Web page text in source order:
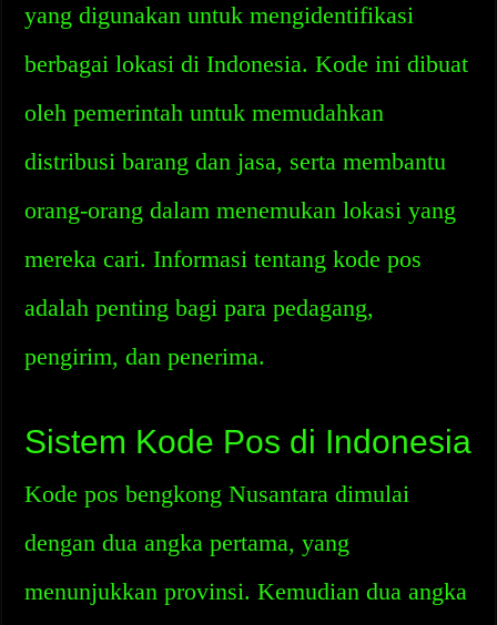
yang digunakan untuk mengidentifikasi
berbagai lokasi di Indonesia. Kode ini dibuat
oleh pemerintah untuk memudahkan
distribusi barang dan jasa, serta membantu
orang-orang dalam menemukan lokasi yang
mereka cari. Informasi tentang kode pos
adalah penting bagi para pedagang,
pengirim, dan penerima.
Sistem Kode Pos di Indonesia
Kode pos bengkong Nusantara dimulai
dengan dua angka pertama, yang
menunjukkan provinsi. Kemudian dua angka